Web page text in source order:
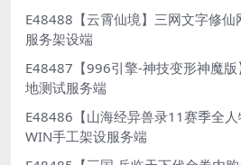
E48488【云霄仙境】三网文字修
服务架设端
E48487【996引擎-神技变形神魔
地测试服务端
E48486【山海经异兽录11赛季全
WIN手工架设服务端